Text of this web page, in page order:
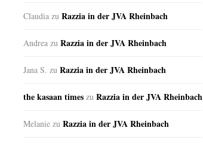
Claudia zu Razzia in der JVA Rheinbach
Andrea zu Razzia in der JVA Rheinbach
Jana S. zu Razzia in der JVA Rheinbach
the kasaan times zu Razzia in der JVA Rheinbach
Melanie zu Razzia in der JVA Rheinbach